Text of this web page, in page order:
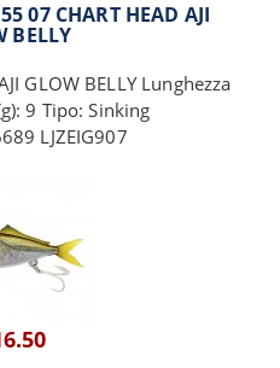
07 CHART HEAD AJI
BELLY
GLOW BELLY Lunghezza
9 Tipo: Sinking
LJZEIG907